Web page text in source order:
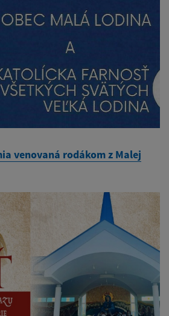
venovaná rodákom z Malej